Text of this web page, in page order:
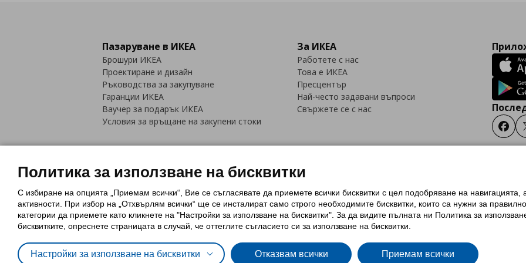
Пазаруване в ИКЕА
Брошури ИКЕА
Проектиране и дизайн
Ръководства за закупуване
Гаранции ИКЕА
Ваучер за подарък ИКЕА
Условия за връщане на закупени стоки
За ИКЕА
Работете с нас
Това е ИКЕА
Пресцентър
Най-често задавани въпроси
Свържете се с нас
Политика за използване на бисквитки (Cookies)Избор на настройки за използване на бисквиткиУсловия за
Обща политика за личните данни
Политика за защита на личните данни на ikea.bg
Общи условия на
Политика за защита на лични данни на програма IKEA Family
Политика за използване на бисквитки
С избиране на опцията „Приемам всички“, Вие се съгласявате да приемете всички бисквитки с цел подобряване на
активности. При избор на „Отхвърлям всички“ ще се инсталират само строго необходимитe бисквитки, които са нужни за
категории да приемете като кликнете на "Настройки за използване на бисквитки". За да видите пълната ни Политика за
бисквитките, опреснете страницата в случай, че оттеглите съгласието си за използване на бисквитки.
Настройки за използване на бисквитки Отказвам всички Приемам всички